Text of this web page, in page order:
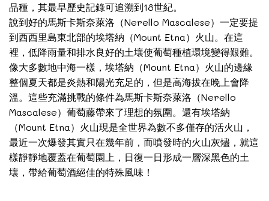
品種，其最早歷史記錄可追溯到18世紀。
說到好的馬斯卡斯奈萊洛（Nerello Mascalese）一定要提
到西西里島東北部的埃塔納（Mount Etna）火山。在這
裡，低降雨量和排水良好的土壤使葡萄種植環境變得艱難。
像大多數地中海一樣，埃塔納（Mount Etna）火山的邊緣
整個夏天都是炎熱和陽光充足的，但是高海拔在晚上會降
溫。這些充滿挑戰的條件為馬斯卡斯奈萊洛（Nerello
Mascalese）葡萄藤帶來了理想的氛圍。還有埃塔納
（Mount Etna）火山現是全世界為數不多僅存的活火山，
最近一次爆發其實只在幾年前，而噴發時的火山灰燼，就這
樣靜靜地覆蓋在葡萄園上，日復一日形成一層深黑色的土
壤，帶給葡萄酒絕佳的特殊風味！